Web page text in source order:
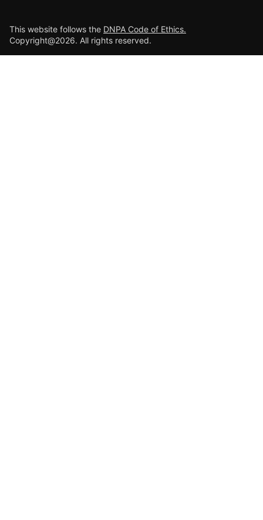
This website follows the DNPA Code of Ethics.
Copyright@2026. All rights reserved.